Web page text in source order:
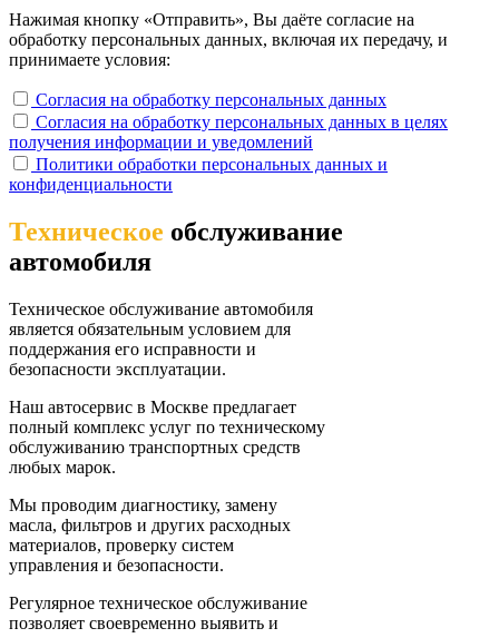
Нажимая кнопку «Отправить», Вы даёте согласие на
обработку персональных данных, включая их передачу, и
принимаете условия:
Согласия на обработку персональных данных
Согласия на обработку персональных данных в целях
получения информации и уведомлений
Политики обработки персональных данных и
конфиденциальности
Техническое обслуживание
автомобиля
Техническое обслуживание автомобиля
является обязательным условием для
поддержания его исправности и
безопасности эксплуатации.
Наш автосервис в Москве предлагает
полный комплекс услуг по техническому
обслуживанию транспортных средств
любых марок.
Мы проводим диагностику, замену
масла, фильтров и других расходных
материалов, проверку систем
управления и безопасности.
Регулярное техническое обслуживание
позволяет своевременно выявить и